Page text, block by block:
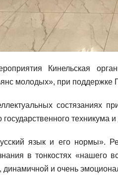
Кинельская
молодых», при поддержке
состязаниях
государственного
язык и его нормы».
в тонкостях «нашего
динамичной и очень